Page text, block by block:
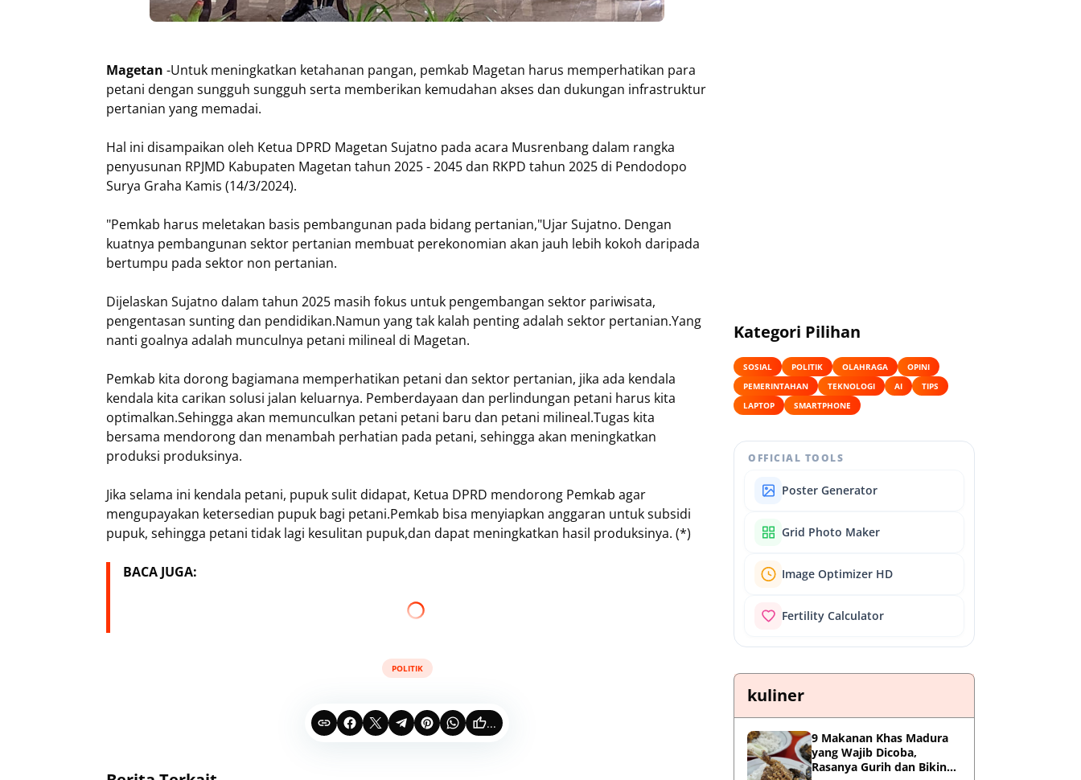
Magetan -Untuk meningkatkan ketahanan pangan, pemkab Magetan harus memperhatikan para
petani dengan sungguh sungguh serta memberikan kemudahan akses dan dukungan infrastruktur
pertanian yang memadai.
Hal ini disampaikan oleh Ketua DPRD Magetan Sujatno pada acara Musrenbang dalam rangka
penyusunan RPJMD Kabupaten Magetan tahun 2025 - 2045 dan RKPD tahun 2025 di Pendodopo
Surya Graha Kamis (14/3/2024).
"Pemkab harus meletakan basis pembangunan pada bidang pertanian,"Ujar Sujatno. Dengan
kuatnya pembangunan sektor pertanian membuat perekonomian akan jauh lebih kokoh daripada
bertumpu pada sektor non pertanian.
Dijelaskan Sujatno dalam tahun 2025 masih fokus untuk pengembangan sektor pariwisata,
pengentasan sunting dan pendidikan.Namun yang tak kalah penting adalah sektor pertanian.Yang
nanti goalnya adalah munculnya petani milineal di Magetan.
Pemkab kita dorong bagiamana memperhatikan petani dan sektor pertanian, jika ada kendala
kendala kita carikan solusi jalan keluarnya. Pemberdayaan dan perlindungan petani harus kita
optimalkan.Sehingga akan memunculkan petani petani baru dan petani milineal.Tugas kita
bersama mendorong dan menambah perhatian pada petani, sehingga akan meningkatkan
produksi produksinya.
Jika selama ini kendala petani, pupuk sulit didapat, Ketua DPRD mendorong Pemkab agar
mengupayakan ketersedian pupuk bagi petani.Pemkab bisa menyiapkan anggaran untuk subsidi
pupuk, sehingga petani tidak lagi kesulitan pupuk,dan dapat meningkatkan hasil produksinya. (*)
BACA JUGA:
POLITIK
...
Kategori Pilihan
SOSIAL POLITIK OLAHRAGA
OPINI
PEMERINTAHAN
TEKNOLOGI AI
TIPS
LAPTOP
SMARTPHONE
OFFICIAL TOOLS
Poster Generator
Grid Photo Maker
Image Optimizer HD
Fertility Calculator
kuliner
9 Makanan Khas Madura
yang Wajib Dicoba,
Rasanya Gurih dan Bikin